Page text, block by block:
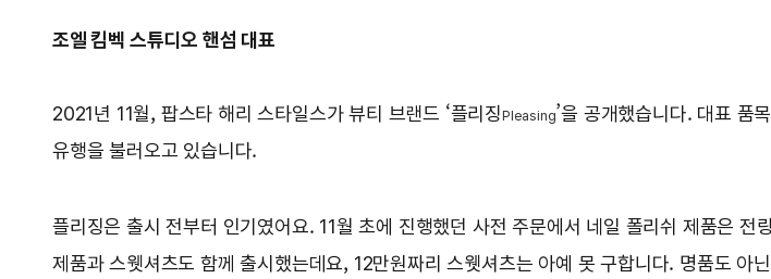
조엘 킴벡 스튜디오 핸섬 대표
2021년 11월, 팝스타 해리 스타일스가 뷰티 브랜드 ‘플리징Pleasing’을 공개했습니다. 대표 품
유행을 불러오고 있습니다.
플리징은 출시 전부터 인기였어요. 11월 초에 진행했던 사전 주문에서 네일 폴리쉬 제품은
제품과 스웻셔츠도 함께 출시했는데요, 12만원짜리 스웻셔츠는 아예 못 구합니다. 명품도 아